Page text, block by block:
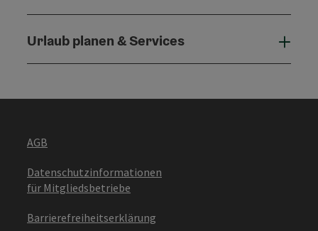
Urlaub planen & Services
AGB
Datenschutzinformationen
für Mitgliedsbetriebe
Barrierefreiheitserklärung